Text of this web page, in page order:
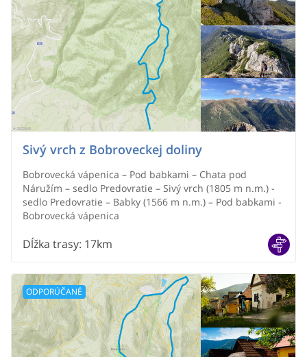
Sivý vrch z Bobroveckej doliny
Bobrovecká vápenica – Pod babkami – Chata pod
Náružím – sedlo Predovratie – Sivý vrch (1805 m n.m.) -
sedlo Predovratie – Babky (1566 m n.m.) – Pod babkami -
Bobrovecká vápenica
Dĺžka trasy: 17km
ODPORÚČANÉ